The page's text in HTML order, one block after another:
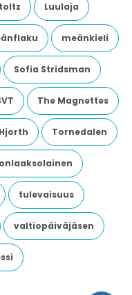
Luulaja
meänkieli
Sofia Stridsman
The Magnettes
Tornedalen
tulevaisuus
valtiopäiväjäsen